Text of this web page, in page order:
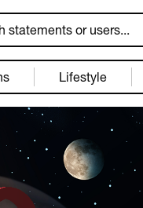
Lifestyle